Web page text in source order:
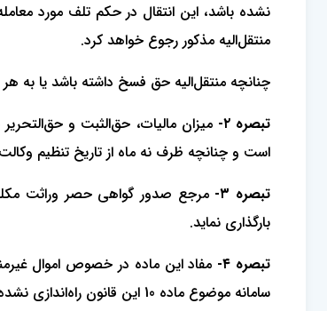
نشده باشد، این انتقال در حکم تلف مورد
منتقل‌الیه مذکور رجوع خواهد کرد.
چنانچه منتقل‌الیه حق فسخ داشته باشد یا به
تبصره ۲-
میزان مالیات، حق‌الثبت و
است و چنانچه ظرف نه ماه از تاریخ تنظیم
تبصره ۳-
مرجع صدور گواهی حصر وراثت
بارگذاری نماید.
تبصره ۴-
مفاد این ماده در خصوص اموال
سامانه موضوع ماده 10 این قانون راه‌اندازی نشده باشد.